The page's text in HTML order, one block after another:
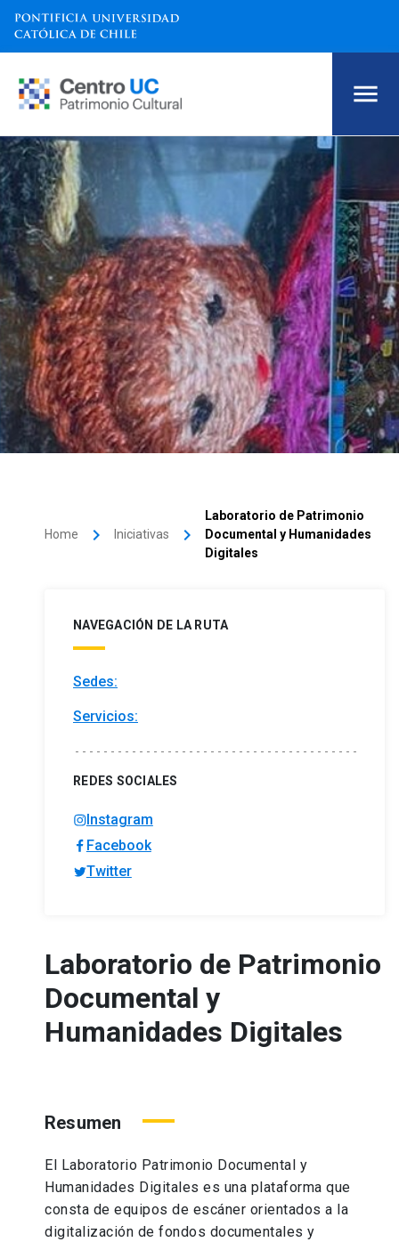
Home keyboard_arrow_right Iniciativas keyboard_arrow_right
Laboratorio de Patrimonio
Documental y Humanidades
Digitales
Laboratorio de Patrimonio
Documental y
Humanidades Digitales
Resumen
El Laboratorio Patrimonio Documental y
Humanidades Digitales es una plataforma que
consta de equipos de escáner orientados a la
digitalización de fondos documentales y
NAVEGACIÓN DE LA RUTA
Sedes:
Servicios:
REDES SOCIALES
Instagram
Facebook
Twitter